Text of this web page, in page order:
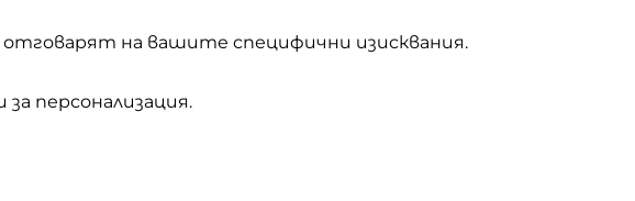
на вашите специфични изисквания.
персонализация.